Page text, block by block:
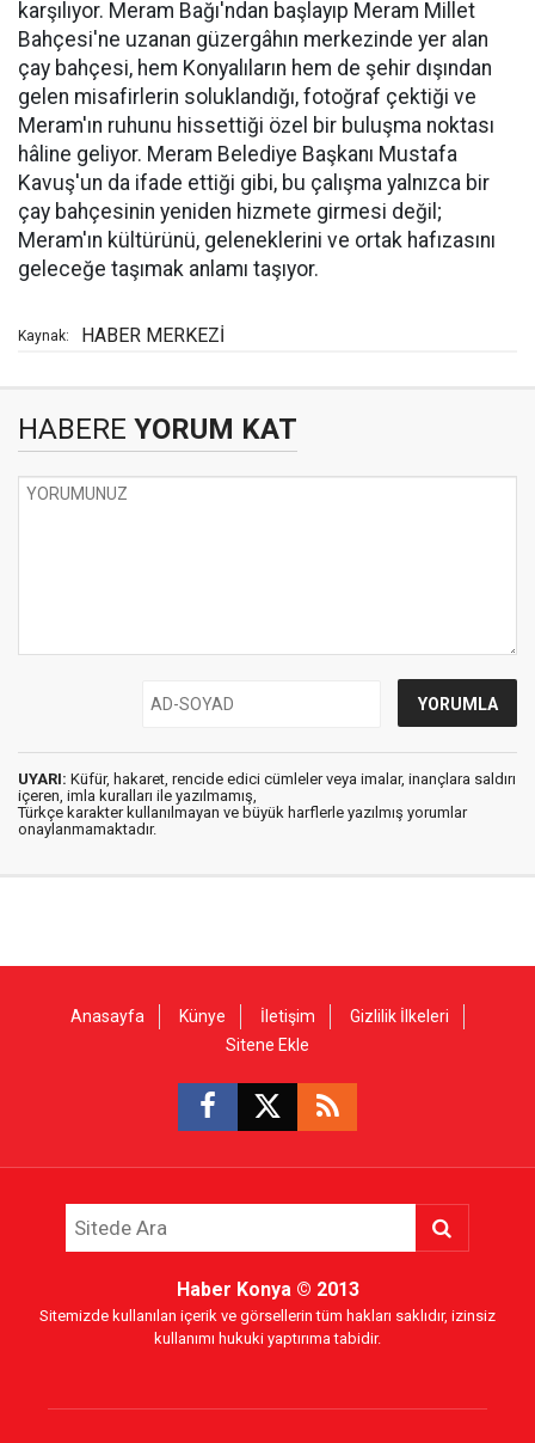
karşılıyor. Meram Bağı'ndan başlayıp Meram Millet
Bahçesi'ne uzanan güzergâhın merkezinde yer alan
çay bahçesi, hem Konyalıların hem de şehir dışından
gelen misafirlerin soluklandığı, fotoğraf çektiği ve
Meram'ın ruhunu hissettiği özel bir buluşma noktası
hâline geliyor. Meram Belediye Başkanı Mustafa
Kavuş'un da ifade ettiği gibi, bu çalışma yalnızca bir
çay bahçesinin yeniden hizmete girmesi değil;
Meram'ın kültürünü, geleneklerini ve ortak hafızasını
geleceğe taşımak anlamı taşıyor.
Kaynak: HABER MERKEZİ
HABERE YORUM KAT
UYARI: Küfür, hakaret, rencide edici cümleler veya imalar, inançlara saldırı
içeren, imla kuralları ile yazılmamış,
Türkçe karakter kullanılmayan ve büyük harflerle yazılmış yorumlar
onaylanmamaktadır.
Anasayfa Künye İletişim
Gizlilik İlkeleri
Sitene Ekle
Haber Konya© 2013
Sitemizde kullanılan içerik ve görsellerin tüm hakları saklıdır, izinsiz
kullanımı hukuki yaptırıma tabidir.